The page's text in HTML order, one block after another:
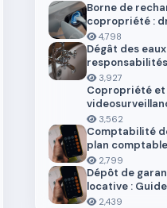
Borne de
copropriété :
installation et
4,798
Dégât des
démarches
3,927
Copropriété et
donnees
3,562
Comptabilité
plan
trésorerie 2026
2,799
Dépôt de
locative :
pour
2,439